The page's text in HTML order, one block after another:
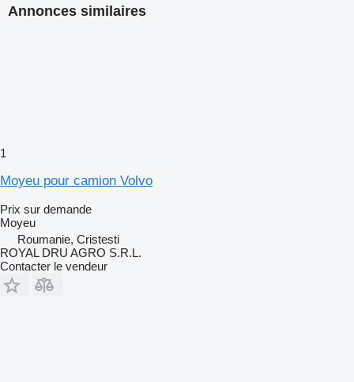
Annonces similaires
1
Moyeu pour camion Volvo
Prix sur demande
Moyeu
Roumanie, Cristesti
ROYAL DRU AGRO S.R.L.
Contacter le vendeur